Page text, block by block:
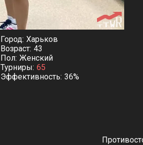
Город Харьков
Возраст 43
Пол Женский
Турниры 65
Эффективность 36%